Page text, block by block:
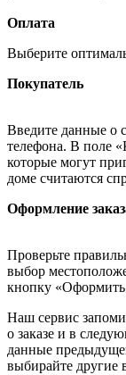
Оплата
Выберите
Покупатель
Введите данные о
телефона. В поле
которые могут
доме считаются
Оформление
Проверьте
выбор
кнопку «Оформить
Наш сервис
о заказе и в
данные
выбирайте другие